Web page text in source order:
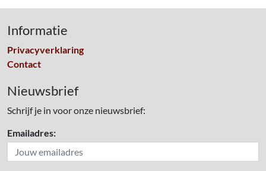
Informatie
Privacyverklaring
Contact
Nieuwsbrief
Schrijf je in voor onze nieuwsbrief:
Emailadres: